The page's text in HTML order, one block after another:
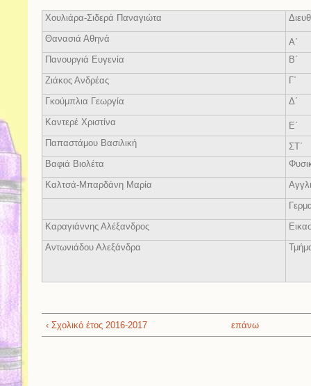
Χουλιάρα-Σιδερά Παναγιώτα
Θανασιά Αθηνά
Α΄
Πανουργιά Ευγενία
Β΄
Ζιάκος Ανδρέας
Γ΄
Γκούμπλια Γεωργία
Δ΄
Καντερέ Χριστίνα
Ε΄
Παπαστάμου Βασιλική
ΣΤ΄
Βαφιά Βιολέτα
Καλτσά-Μπαρδάνη Μαρία
Καραγιάννης Αλέξανδρος
Αντωνιάδου Αλεξάνδρα
‹ Σχολικό έτος 2016-2017 επάνω